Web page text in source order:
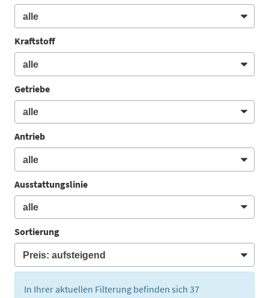
Kraftstoff
Getriebe
Antrieb
Ausstattungslinie
Sortierung
In Ihrer aktuellen Filterung befinden sich 37